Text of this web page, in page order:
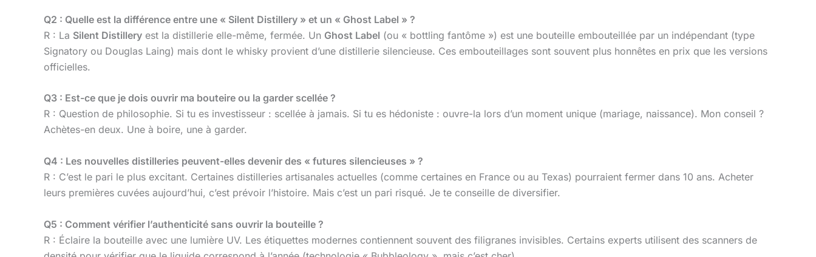
Q2 : Quelle est la différence entre une « Silent Distillery » et un « Ghost Label » ?
R : La Silent Distillery est la distillerie elle-même, fermée. Un Ghost Label (ou « bottling fantôme ») est une bouteille embouteillée par un indépendant (type
Signatory ou Douglas Laing) mais dont le whisky provient d’une distillerie silencieuse. Ces embouteillages sont souvent plus honnêtes en prix que les versions
officielles.
Q3 : Est-ce que je dois ouvrir ma bouteire ou la garder scellée ?
R : Question de philosophie. Si tu es investisseur : scellée à jamais. Si tu es hédoniste : ouvre-la lors d’un moment unique (mariage, naissance). Mon conseil ?
Achètes-en deux. Une à boire, une à garder.
Q4 : Les nouvelles distilleries peuvent-elles devenir des « futures silencieuses » ?
R : C’est le pari le plus excitant. Certaines distilleries artisanales actuelles (comme certaines en France ou au Texas) pourraient fermer dans 10 ans. Acheter
leurs premières cuvées aujourd’hui, c’est prévoir l’histoire. Mais c’est un pari risqué. Je te conseille de diversifier.
Q5 : Comment vérifier l’authenticité sans ouvrir la bouteille ?
R : Éclaire la bouteille avec une lumière UV. Les étiquettes modernes contiennent souvent des filigranes invisibles. Certains experts utilisent des scanners de